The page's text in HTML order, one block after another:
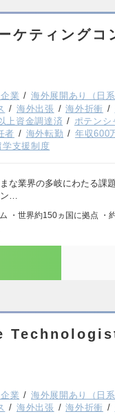
ケティングコ
業 海外展開あり（日
海外出張 海外折衝
上資金調達済 ポテンシ
者 海外転勤 年収600
学支援制度
な業界の多岐にわたる課題
…
・世界約150ヵ国に拠点 ・
Technologist
業 海外展開あり（日
海外出張 海外折衝